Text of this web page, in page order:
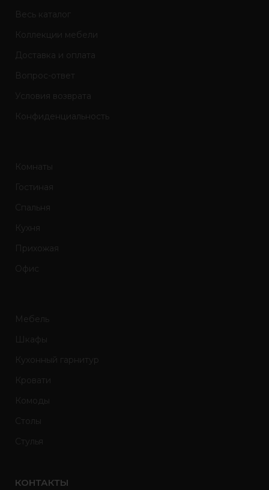
Весь каталог
Коллекции мебели
Доставка и оплата
Вопрос-ответ
Условия возврата
Конфиденциальность
Комнаты
Гостиная
Спальня
Кухня
Прихожая
Офис
Мебель
Шкафы
Кухонный гарнитур
Кровати
Комоды
Столы
Стулья
КОНТАКТЫ